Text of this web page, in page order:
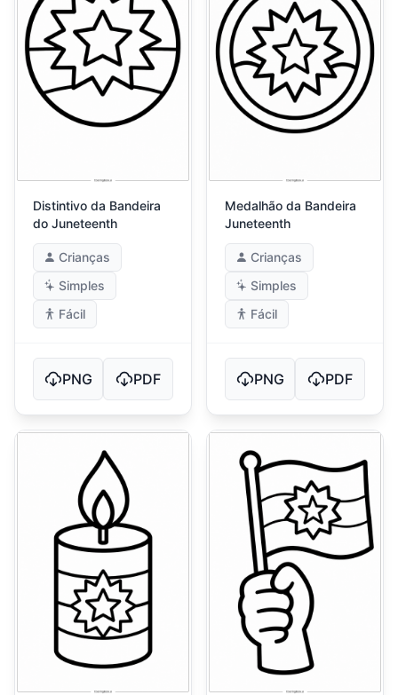
Distintivo da Bandeira
do Juneteenth
Crianças
Simples
Fácil
PNG PDF
Medalhão da Bandeira
Juneteenth
Crianças
Simples
Fácil
PNG PDF